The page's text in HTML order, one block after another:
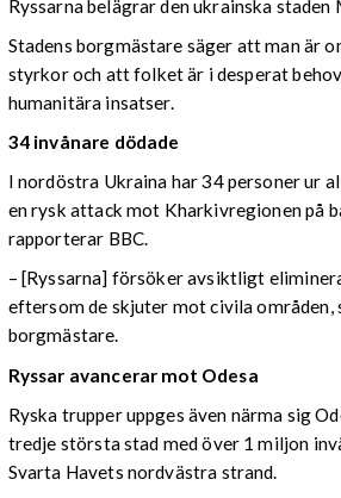
Ryssarna belägrar den ukrainska staden
Stadens borgmästare säger att man är
styrkor och att folket är i desperat
humanitära insatser.
34 invånare dödade
I nordöstra Ukraina har 34 personer ur
en rysk attack mot Kharkivregionen på
rapporterar BBC.
– [Ryssarna] försöker avsiktligt
eftersom de skjuter mot civila områden,
borgmästare.
Ryssar avancerar mot Odesa
Ryska trupper uppges även närma sig
tredje största stad med över 1 miljon
Svarta Havets nordvästra strand.